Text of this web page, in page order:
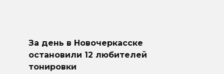
За день в Новочеркасске
остановили 12 любителей
тонировки